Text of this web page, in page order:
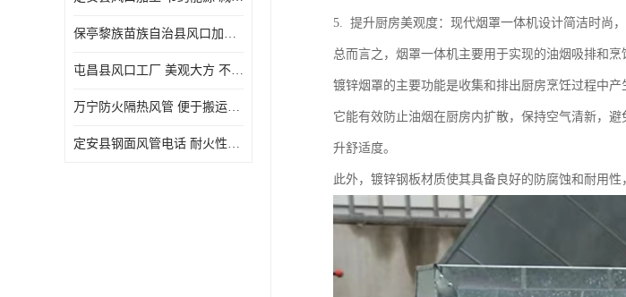
保亭黎族苗族自治县风口加工 减少能耗 以适应不同的需求
屯昌县风口工厂 美观大方 不仅具有实用功能
万宁防火隔热风管 便于搬运和安装 良好的导热性能
定安县钢面风管电话 耐火性能好 能够抵抗高温和火灾
5. 提升厨房美观度：现代烟罩一体机设计简洁时尚
总而言之，烟罩一体机主要用于实现的油烟吸排和
镀锌烟罩的主要功能是收集和排出厨房烹饪过程中产
它能有效防止油烟在厨房内扩散，保持空气清新，
升舒适度。
此外，镀锌钢板材质使其具备良好的防腐蚀和耐用